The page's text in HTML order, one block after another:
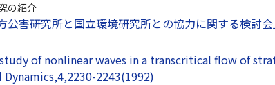
の紹介
公害研究所と国立環境研究所との協力に関する検討
of nonlinear waves in a transcritical flow of
2243(1992)